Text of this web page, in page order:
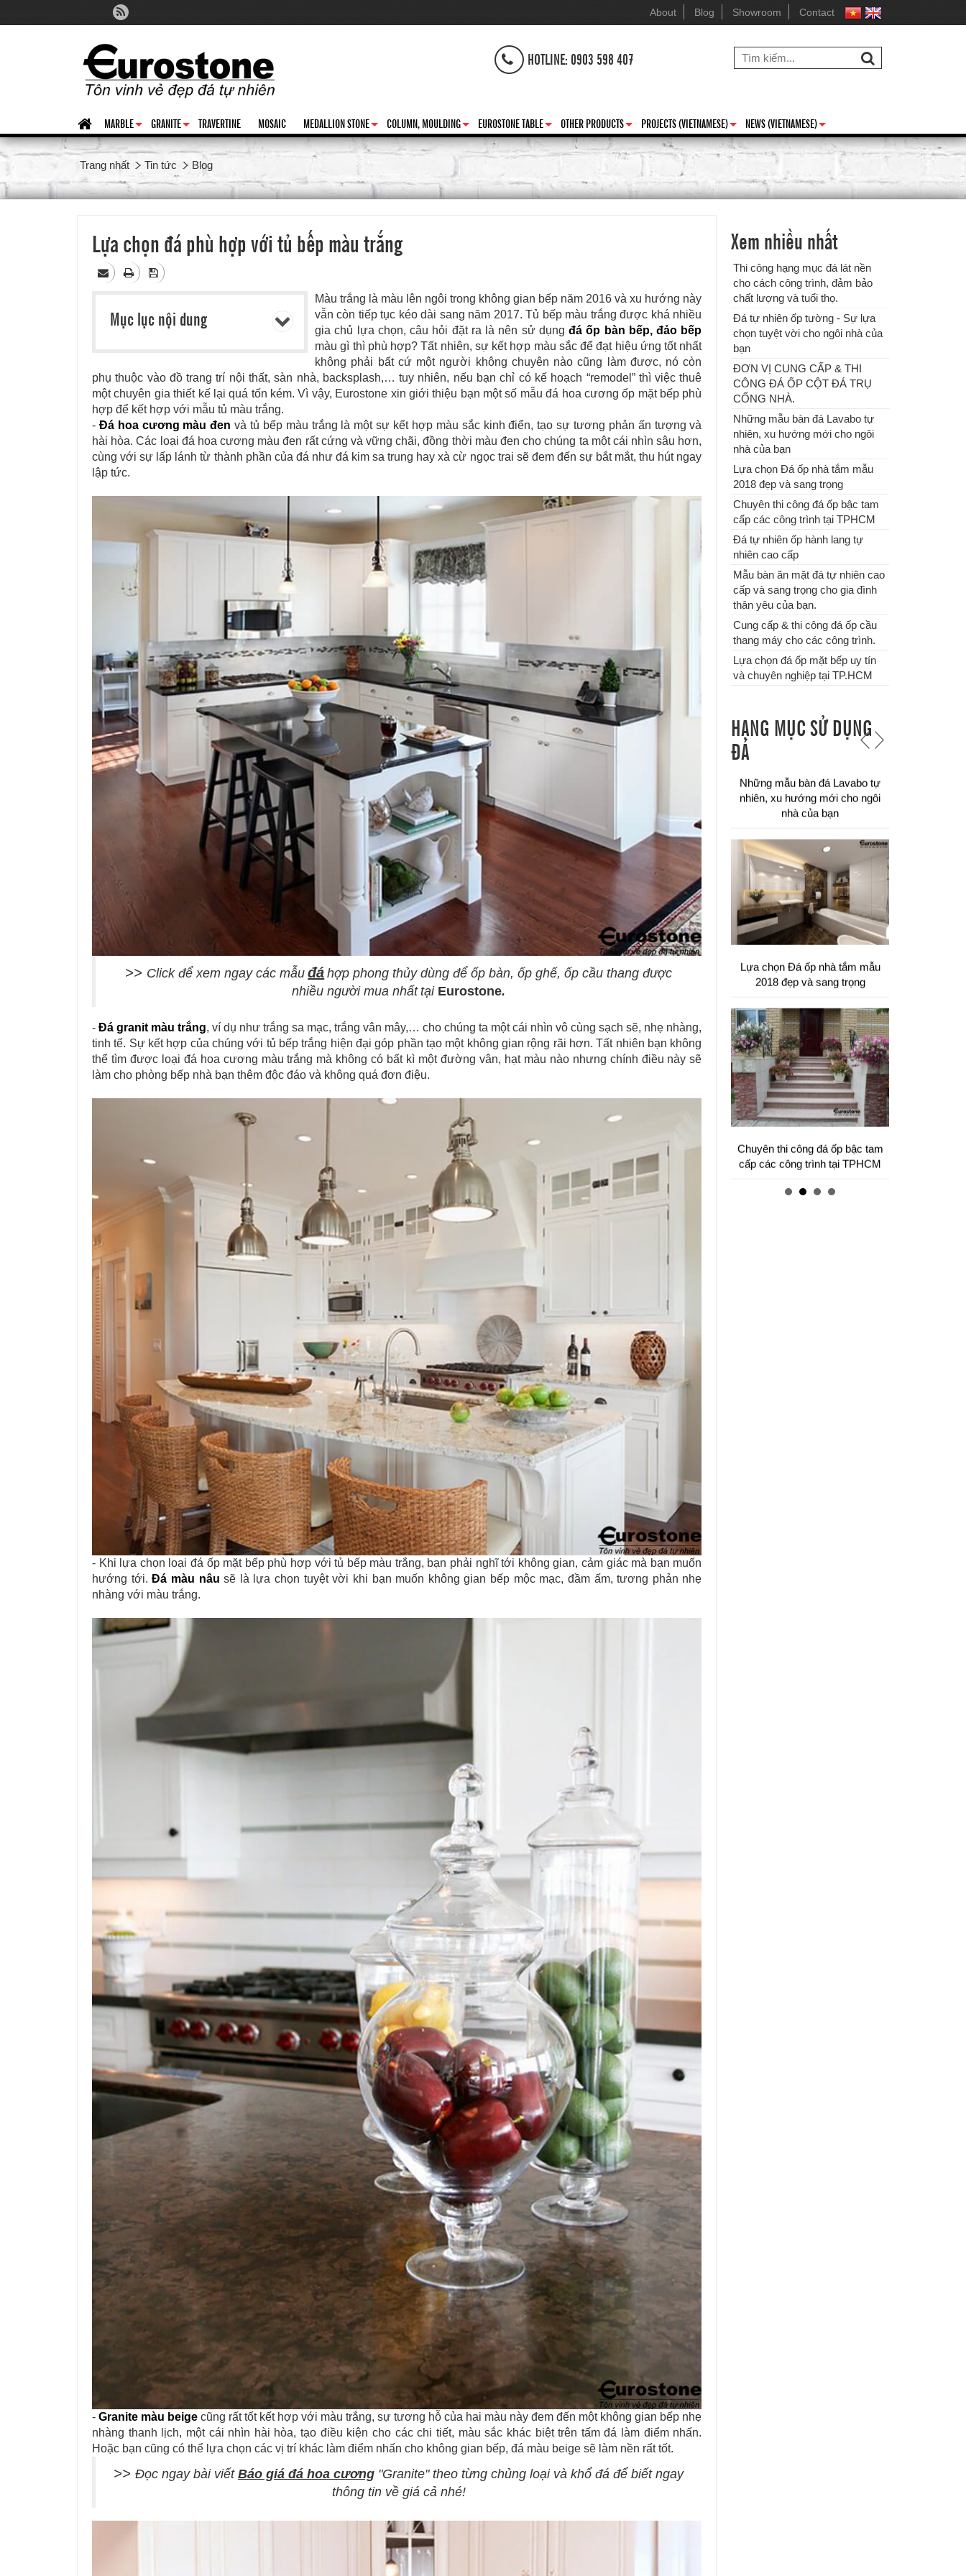
About Blog Showroom Contact
HOTLINE: 0903 598 407
+
MARBLE
+
GRANITE TRAVERTINE MOSAIC
+
MEDALLION STONE
+
COLUMN, MOULDING
+
EUROSTONE TABLE
+
OTHER PRODUCTS
+
PROJECTS (VIETNAMESE)
+
NEWS (VIETNAMESE)
Trang nhất Tin tức Blog
Lựa chọn đá phù hợp với tủ bếp màu trắng
Mục lục nội dung
Màu trắng là màu lên ngôi trong không gian bếp năm 2016 và xu hướng này
vẫn còn tiếp tục kéo dài sang năm 2017. Tủ bếp màu trắng được khá nhiều
gia chủ lựa chọn, câu hỏi đặt ra là nên sử dụngđá ốp bàn bếp, đảo bếp
màu gì thì phù hợp? Tất nhiên, sự kết hợp màu sắc để đạt hiệu ứng tốt nhất
không phải bất cứ một người không chuyên nào cũng làm được, nó còn
phụ thuộc vào đồ trang trí nội thất, sàn nhà, backsplash,… tuy nhiên, nếu bạn chỉ có kế hoạch “remodel” thì việc thuê
một chuyên gia thiết kế lại quá tốn kém. Vì vậy, Eurostone xin giới thiệu bạn một số mẫu đá hoa cương ốp mặt bếp phù
hợp để kết hợp với mẫu tủ màu trắng.
- Đá hoa cương màu đen và tủ bếp màu trắng là một sự kết hợp màu sắc kinh điển, tạo sự tương phản ấn tượng và
hài hòa. Các loại đá hoa cương màu đen rất cứng và vững chãi, đồng thời màu đen cho chúng ta một cái nhìn sâu hơn,
cùng với sự lấp lánh từ thành phần của đá như đá kim sa trung hay xà cừ ngọc trai sẽ đem đến sự bắt mắt, thu hút ngay
lập tức.
>> Click để xem ngaycác mẫu đá hợp phong thủydùng để ốp bàn, ốp ghế, ốp cầu thang được
nhiều người mua nhất tại Eurostone.
-Đá granit màu trắng, ví dụ như trắng sa mạc, trắng vân mây,… cho chúng ta một cái nhìn vô cùng sạch sẽ, nhẹ nhàng,
tinh tế. Sự kết hợp của chúng với tủ bếp trắng hiện đại góp phần tạo một không gian rộng rãi hơn. Tất nhiên bạn không
thể tìm được loại đá hoa cương màu trắng mà không có bất kì một đường vân, hạt màu nào nhưng chính điều này sẽ
làm cho phòng bếp nhà bạn thêm độc đáo và không quá đơn điệu.
- Khi lựa chọn loại đá ốp mặt bếp phù hợp với tủ bếp màu trắng, bạn phải nghĩ tới không gian, cảm giác mà bạn muốn
hướng tới.Đá màu nâusẽ là lựa chọn tuyệt vời khi bạn muốn không gian bếp mộc mạc, đầm ấm, tương phản nhẹ
nhàng với màu trắng.
-Granite màu beige cũng rất tốt kết hợp với màu trắng, sự tương hỗ của hai màu này đem đến một không gian bếp nhẹ
nhàng thanh lịch, một cái nhìn hài hòa, tạo điều kiện cho các chi tiết, màu sắc khác biệt trên tấm đá làm điểm nhấn.
Hoặc bạn cũng có thể lựa chọn các vị trí khác làm điểm nhấn cho không gian bếp, đá màu beige sẽ làm nền rất tốt.
>>Đọc ngay bài viếtBáo giá đá hoa cương "Granite" theo từng chủng loại và khổ đá để biết ngay
thông tin về giá cả nhé!
Xem nhiều nhất
Thi công hạng mục đá lát nền
cho cách công trình, đảm bảo
chất lượng và tuổi thọ.
Đá tự nhiên ốp tường - Sự lựa
chọn tuyệt vời cho ngôi nhà của
bạn
ĐƠN VỊ CUNG CẤP & THI
CÔNG ĐÁ ỐP CỘT ĐÁ TRỤ
CỔNG NHÀ.
Những mẫu bàn đá Lavabo tự
nhiên, xu hướng mới cho ngôi
nhà của bạn
Lựa chọn Đá ốp nhà tắm mẫu
2018 đẹp và sang trọng
Chuyên thi công đá ốp bậc tam
cấp các công trình tại TPHCM
Đá tự nhiên ốp hành lang tự
nhiên cao cấp
Mẫu bàn ăn mặt đá tự nhiên cao
cấp và sang trọng cho gia đình
thân yêu của bạn.
Cung cấp & thi công đá ốp cầu
thang máy cho các công trình.
Lựa chọn đá ốp mặt bếp uy tín
và chuyên nghiệp tại TP.HCM
HẠNG MỤC SỬ DỤNG
ĐÁ
chọn tuyệt vời cho ngôi nhà của
bạn
ĐƠN VỊ CUNG CẤP & THI
CÔNG ĐÁ ỐP CỘT ĐÁ TRỤ
CỔNG NHÀ.
Những mẫu bàn đá Lavabo tự
nhiên, xu hướng mới cho ngôi
nhà của bạn
Lựa chọn Đá ốp nhà tắm mẫu
Chuyên thi công đá ốp bậc tam
cấp các công trình tại TPHCM
Đá tự nhiên ốp hành lang tự nhiên
cao cấp
Mẫu bàn ăn mặt đá tự nhiên cao
cấp và sang trọng cho gia đình
thân yêu của bạn.